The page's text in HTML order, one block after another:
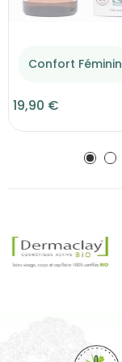
Confort Féminin
19,90 €